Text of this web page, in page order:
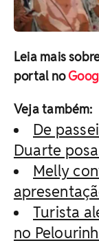
Leia mais
portal no
Veja também:
De
Duarte
Melly
Turista
no